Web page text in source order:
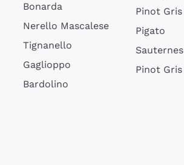
Bonarda
Nerello Mascalese
Tignanello
Gaglioppo
Bardolino
Pinot Gris
Pigato
Sauternes
Pinot Gris